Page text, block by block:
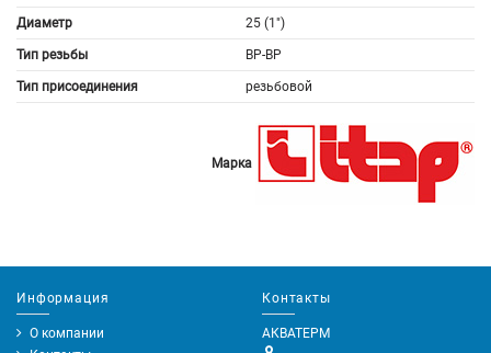
Диаметр 25 (1")
Тип резьбы ВР-ВР
Тип присоединения резьбовой
Марка
Информация
О компании
Контакты
АКВАТЕРМ